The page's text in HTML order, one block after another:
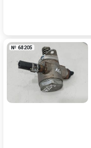
№ 68205